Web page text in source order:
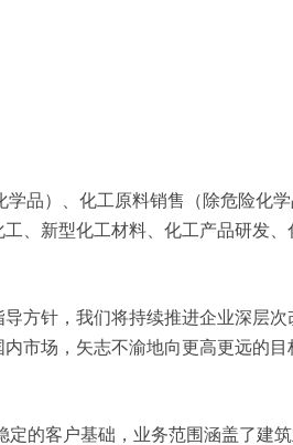
品）、化工原料销售（除危险化
、新型化工材料、化工产品研发、
方针，我们将持续推进企业深层次
市场，矢志不渝地向更高更远的目
的客户基础，业务范围涵盖了建